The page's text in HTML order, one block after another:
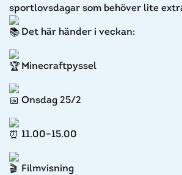
sportlovsdagar som behöver lite
Det här händer i veckan:
Minecraftpyssel
Onsdag 25/2
11.00–15.00
Filmvisning